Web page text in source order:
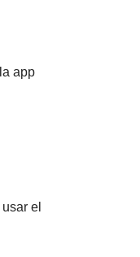
app
el